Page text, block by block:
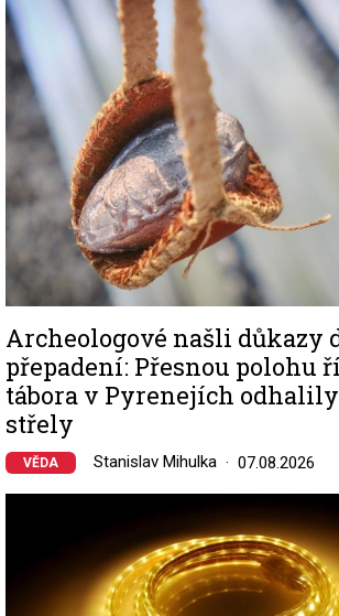
Archeologové našli důkazy
přepadení: Přesnou polohu
tábora v Pyrenejích
střely
VĚDA Stanislav Mihulka 07.08.2026